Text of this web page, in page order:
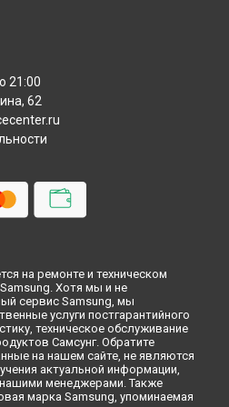
A7 Samsung в
21:00
62
на ремонте и техническом
Хотя мы и не
сервис Samsung, мы
услуги постгарантийного
техническое обслуживание
Самсунг. Обратите
на нашем сайте, не являются
актуальной информации,
менеджерами. Также
марка Samsung, упоминаемая